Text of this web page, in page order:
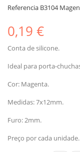
Referencia B3104
0,19 €
Conta de silicone.
Ideal para porta-
Cor: Magenta.
Medidas: 7x12mm.
Furo: 2mm.
Preço por cada unidade.